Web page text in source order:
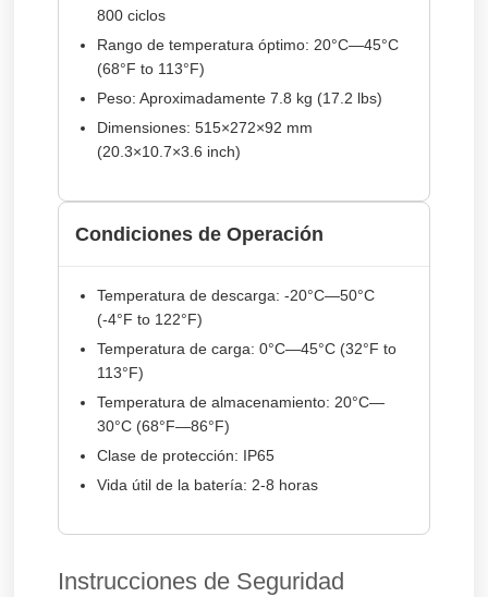
800 ciclos
Rango de temperatura óptimo: 20°C—45°C
(68°F to 113°F)
Peso: Aproximadamente 7.8 kg (17.2 lbs)
Dimensiones: 515×272×92 mm
(20.3×10.7×3.6 inch)
Condiciones de Operación
Temperatura de descarga: -20°C—50°C
(-4°F to 122°F)
Temperatura de carga: 0°C—45°C (32°F to
113°F)
Temperatura de almacenamiento: 20°C—
30°C (68°F—86°F)
Clase de protección: IP65
Vida útil de la batería: 2-8 horas
Instrucciones de Seguridad